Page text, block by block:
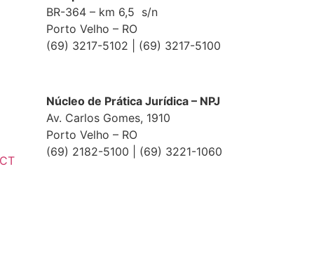
BR-364 – km 6,5 s/n
Porto Velho – RO
(69) 3217-5102 | (69) 3217-5100
Núcleo de Prática Jurídica – NPJ
Av. Carlos Gomes, 1910
Porto Velho – RO
(69) 2182-5100 | (69) 3221-1060